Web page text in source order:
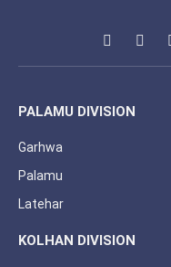
Facebook
X
PALAMU DIVISION
Garhwa
Palamu
Latehar
KOLHAN DIVISION